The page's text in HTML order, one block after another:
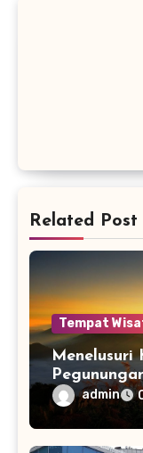
Related Post
Tempat
Menelusuri
Malam
admin